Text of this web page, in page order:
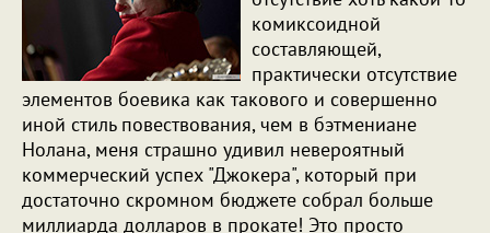
комиксоидной
составляющей,
практически отсутствие
элементов боевика как такового и совершенно
иной стиль повествования, чем в бэтмениане
Нолана, меня страшно удивил невероятный
коммерческий успех "Джокера", который при
достаточно скромном бюджете собрал больше
миллиарда долларов в прокате! Это просто